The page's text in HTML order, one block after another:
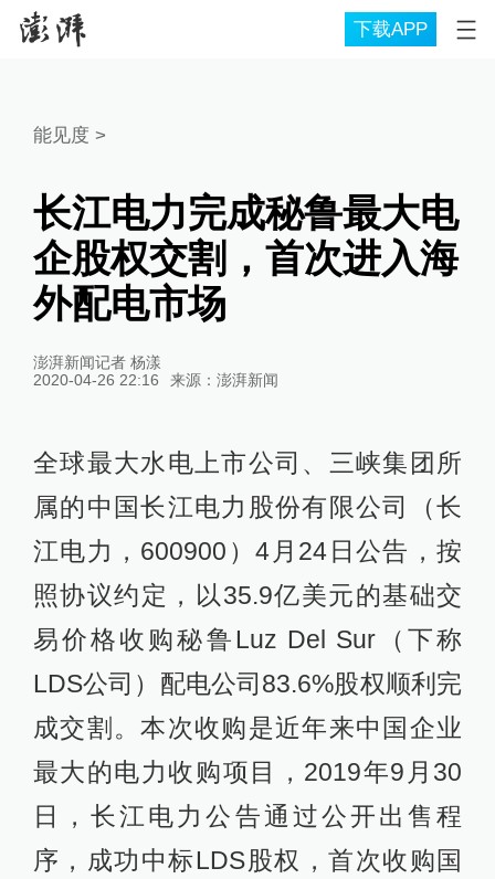
下载APP
能见度 >
长江电力完成秘鲁最大电
企股权交割，首次进入海
外配电市场
澎湃新闻记者 杨漾
2020-04-26 22:16
来源： 澎湃新闻
全球最大水电上市公司、三峡集团所
属的中国长江电力股份有限公司（长
江电力，600900）4月24日公告，按
照协议约定，以35.9亿美元的基础交
易价格收购秘鲁Luz Del Sur（下称
LDS公司）配电公司83.6%股权顺利完
成交割。本次收购是近年来中国企业
最大的电力收购项目，2019年9月30
日，长江电力公告通过公开出售程
序，成功中标LDS股权，首次收购国